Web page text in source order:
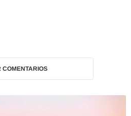
COMENTARIOS